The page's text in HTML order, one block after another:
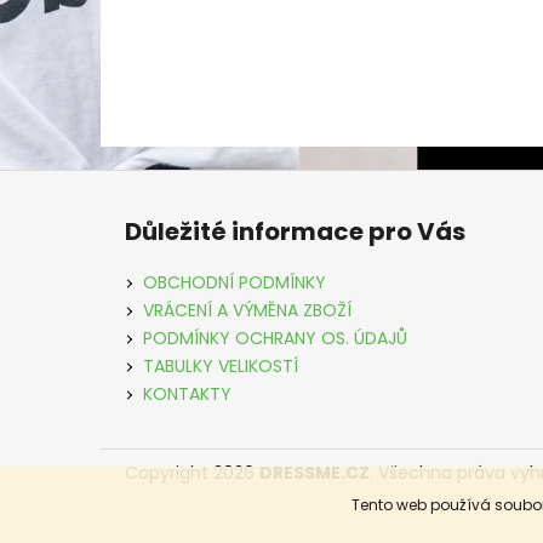
Tento web používá
Důležité informace pro Vás
OBCHODNÍ PODMÍNKY
VRÁCENÍ A VÝMĚNA ZBOŽÍ
PODMÍNKY OCHRANY OS. ÚDAJŮ
TABULKY VELIKOSTÍ
KONTAKTY
Copyright 2026DRESSME.CZ. Všechna práva